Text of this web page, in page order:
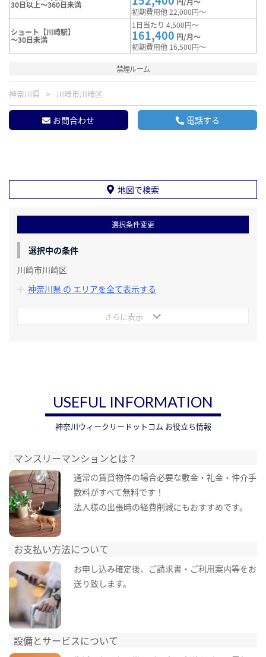
30日以上～360日未満
初期費用他 22,000円～
ショート【川崎駅】
～30日未満
1日当たり 4,500円～
161,400 円/月～
初期費用他 16,500円～
禁煙ルーム
神奈川県 川崎市川崎区
お問合わせ 電話する
地図で検索
選択条件変更
選択中の条件
川崎市川崎区
神奈川県 の エリアを全て表示する
さらに表示
USEFUL INFORMATION
神奈川ウィークリードットコム お役立ち情報
マンスリーマンションとは？
通常の賃貸物件の場合必要な敷金・礼金・仲介手
数料がすべて無料です！
法人様の出張時の経費削減にもおすすめです。
お支払い方法について
お申し込み確定後、ご請求書・ご利用案内等をお
送り致します。
設備とサービスについて